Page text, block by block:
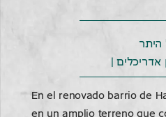
אדריכלים
En el renovado barrio de
en un amplio terreno que